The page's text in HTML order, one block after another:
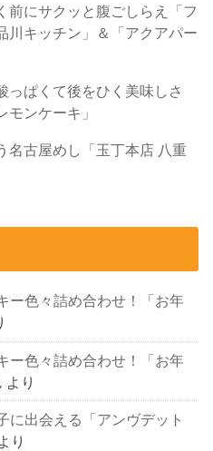
前にサクッと腹ごしらえ「フ
川キッチン」＆「アクアパー
っぱくて後をひく美味しさ
モンケーキ」
名古屋めし「玉丁本店 八重
ー色々詰め合わせ！「お年
ー色々詰め合わせ！「お年
より
に出会える「アンヴデット
り